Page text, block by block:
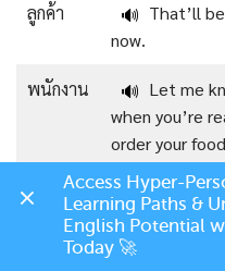
ลูกค้า 🔊 That’ll
now.
พนักงาน 🔊 Let me
when you’re
order your
>>> Read more บทสนทนา
ประจำวัน
Access Hyper-
Learning Paths &
English Potential
Today 🚀